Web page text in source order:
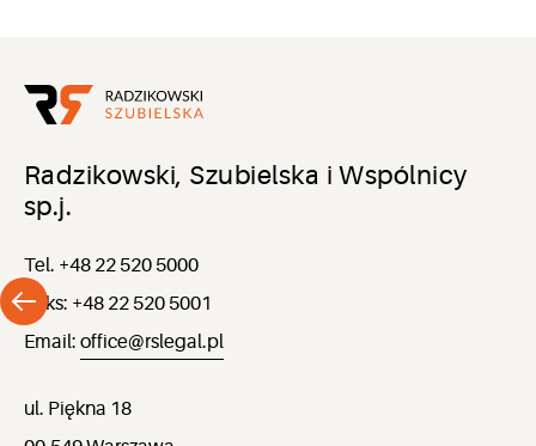
Radzikowski, Szubielska i Wspólnicy
sp.j.
Tel. +48 22 520 5000
Faks: +48 22 520 5001
Email: office@rslegal.pl
ul. Piękna 18